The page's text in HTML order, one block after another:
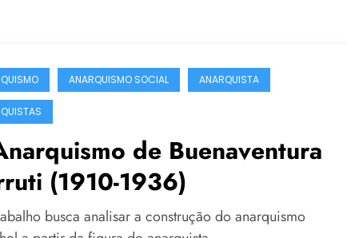
ANARQUISMO SOCIAL ANARQUISTA
de Buenaventura
(1910-1936)
busca analisar a construção do anarquismo